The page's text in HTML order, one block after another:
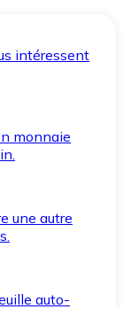
intéressent
monnaie
une autre
auto-